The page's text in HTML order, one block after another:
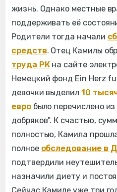
жизнь. Однако местные
поддерживать её
Родители тогда начали
средств. Отец Камилы
труда РКна сайте
Немецкий фонд Ein Herz
девочки выделил 10
евробыло перечислено
добряков". К счастью,
полностью, Камила
полное обследование в
подтвердили
назначили диету и
Сейчас Камиле уже три